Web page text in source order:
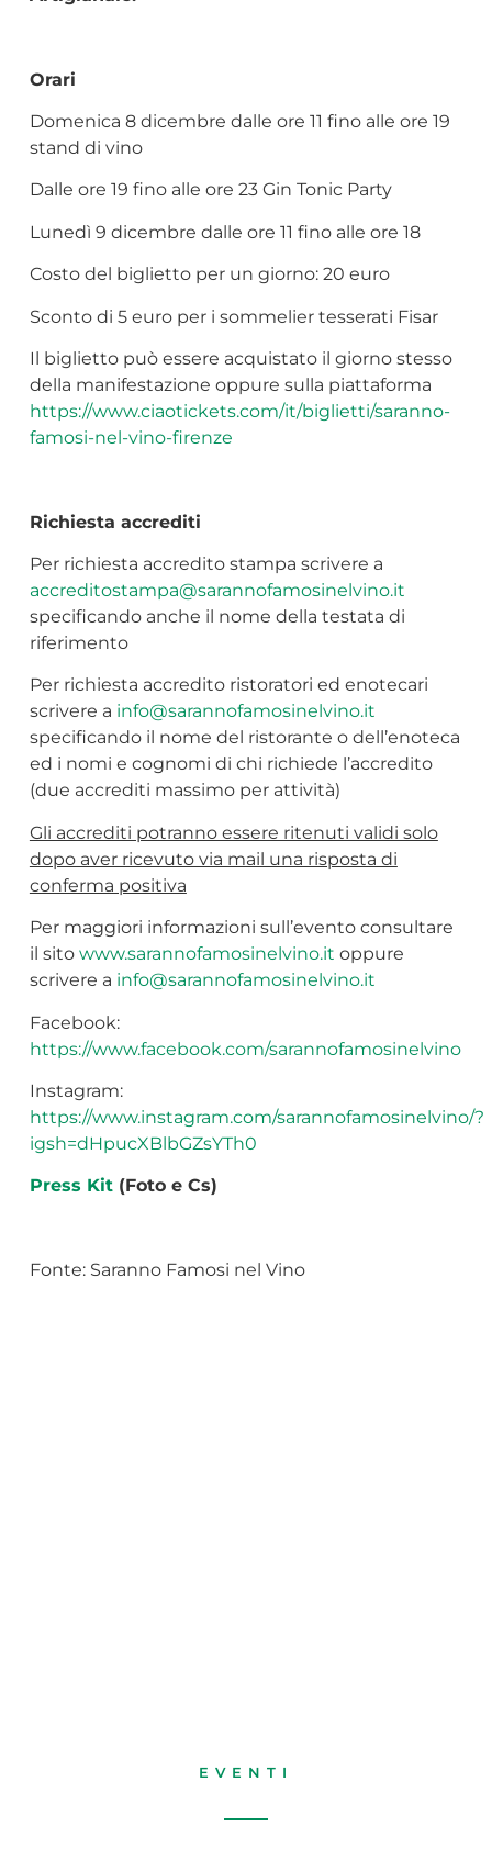
Orari
Domenica 8 dicembre dalle ore 11 fino alle ore 19
stand di vino
Dalle ore 19 fino alle ore 23 Gin Tonic Party
Lunedì 9 dicembre dalle ore 11 fino alle ore 18
Costo del biglietto per un giorno: 20 euro
Sconto di 5 euro per i sommelier tesserati Fisar
Il biglietto può essere acquistato il giorno stesso
della manifestazione oppure sulla piattaforma
https://www.ciaotickets.com/it/biglietti/saranno-
famosi-nel-vino-firenze
Richiesta accrediti
Per richiesta accredito stampa scrivere a
accreditostampa@sarannofamosinelvino.it
specificando anche il nome della testata di
riferimento
Per richiesta accredito ristoratori ed enotecari
scrivere a info@sarannofamosinelvino.it
specificando il nome del ristorante o dell’enoteca
ed i nomi e cognomi di chi richiede l’accredito
(due accrediti massimo per attività)
Gli accrediti potranno essere ritenuti validi solo
dopo aver ricevuto via mail una risposta di
conferma positiva
Per maggiori informazioni sull’evento consultare
il sito www.sarannofamosinelvino.it oppure
scrivere a info@sarannofamosinelvino.it
Facebook:
https://www.facebook.com/sarannofamosinelvino
Instagram:
https://www.instagram.com/sarannofamosinelvino/?
igsh=dHpucXBlbGZsYTh0
Press Kit (Foto e Cs)
Fonte: Saranno Famosi nel Vino
EVENTI